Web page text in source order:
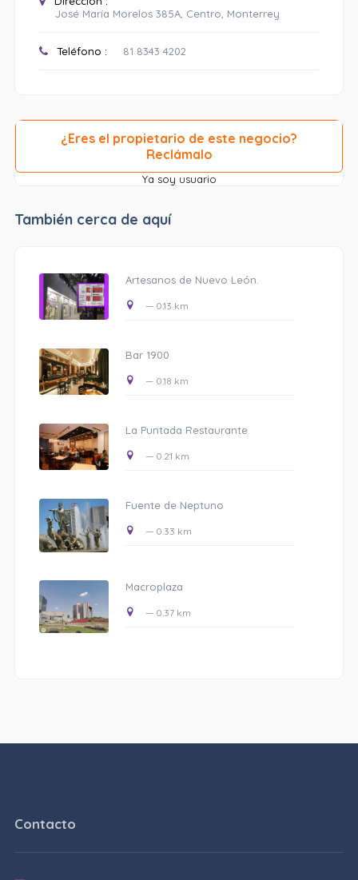
José María Morelos 385A, Centro, Monterrey
Teléfono : 81 8343 4202
¿Eres el propietario de este negocio?
Reclámalo
Ya soy usuario
También cerca de aquí
Artesanos de Nuevo León.
— 0.13 km
Bar 1900
— 0.18 km
La Puntada Restaurante
— 0.21 km
Fuente de Neptuno
— 0.33 km
Macroplaza
— 0.37 km
Contacto